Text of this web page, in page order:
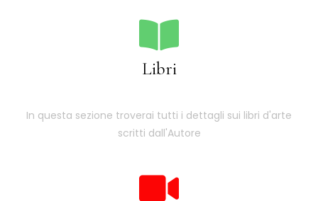
Libri
In questa sezione troverai tutti i dettagli sui libri d'arte
scritti dall'Autore